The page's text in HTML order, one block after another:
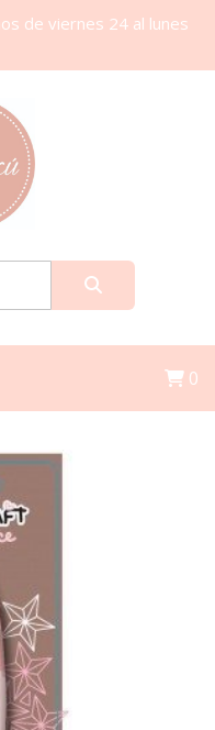
de viernes 24 al lunes
0